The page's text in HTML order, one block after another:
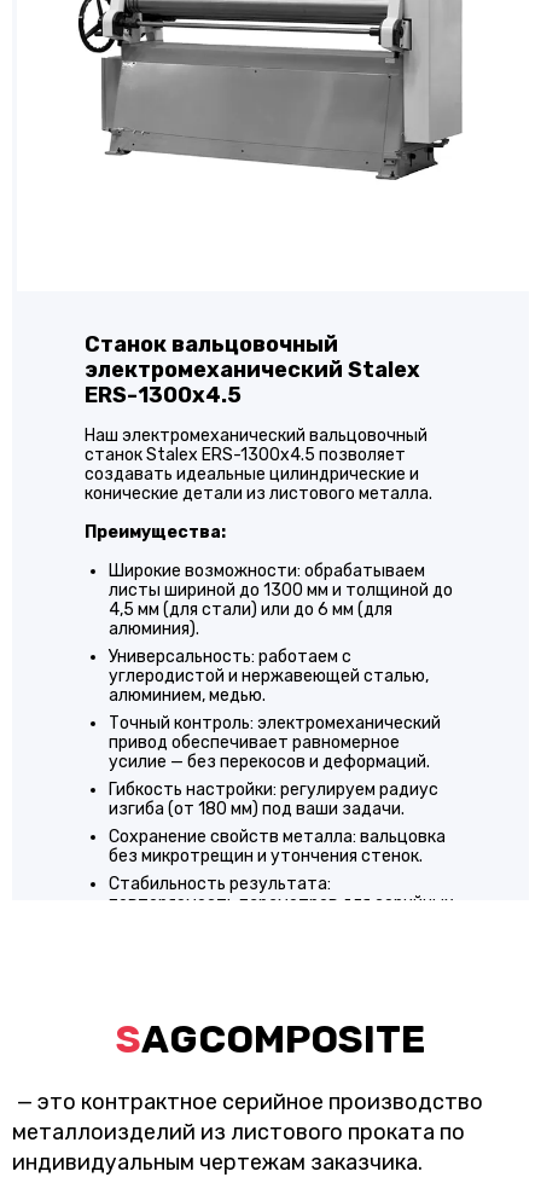
Станок вальцовочный
электромеханический Stalex
ERS-1300x4.5
Наш электромеханический вальцовочный
станок Stalex ERS-1300x4.5 позволяет
создавать идеальные цилиндрические и
конические детали из листового металла.
Преимущества:
Широкие возможности: обрабатываем
листы шириной до 1300 мм и толщиной до
4,5 мм (для стали) или до 6 мм (для
алюминия).
Универсальность: работаем с
углеродистой и нержавеющей сталью,
алюминием, медью.
Точный контроль: электромеханический
привод обеспечивает равномерное
усилие — без перекосов и деформаций.
Гибкость настройки: регулируем радиус
изгиба (от 180 мм) под ваши задачи.
Сохранение свойств металла: вальцовка
без микротрещин и утончения стенок.
Стабильность результата:
повторяемость параметров для серийных
SAGCOMPOSITE
— это контрактное серийное производство
металлоизделий из листового проката по
индивидуальным чертежам заказчика.